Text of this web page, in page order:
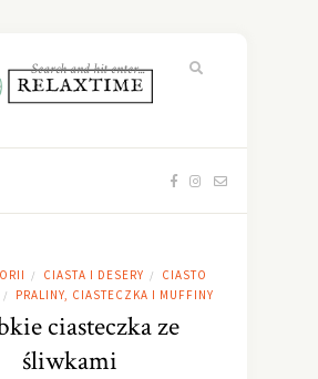
/ CIASTA I DESERY /
CIASTO
/ PRALINY, CIASTECZKA I MUFFINY
ciasteczka ze
śliwkami